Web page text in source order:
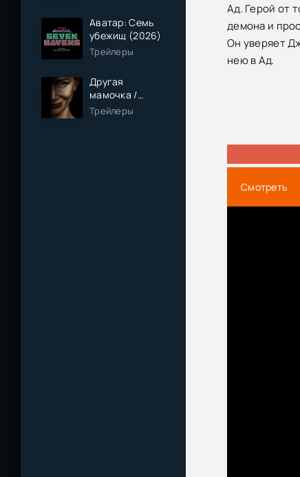
Аватар: Семь
убежищ (2026)
Трейлеры
Другая
мамочка /
Чужая мама
(2026)
Трейлеры
Ад. Герой от
демона и
Он уверяет
нею в Ад.
Смотреть